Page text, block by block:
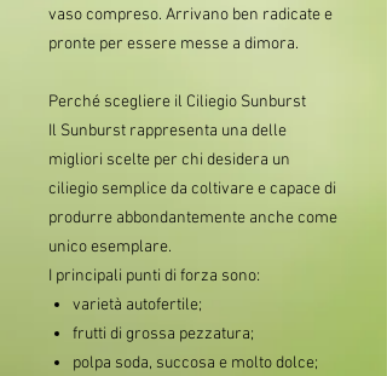
vaso compreso. Arrivano ben radicate e
pronte per essere messe a dimora.
Perché scegliere il Ciliegio Sunburst
Il Sunburst rappresenta una delle
migliori scelte per chi desidera un
ciliegio semplice da coltivare e capace di
produrre abbondantemente anche come
unico esemplare.
I principali punti di forza sono:
varietà autofertile;
frutti di grossa pezzatura;
polpa soda, succosa e molto dolce;